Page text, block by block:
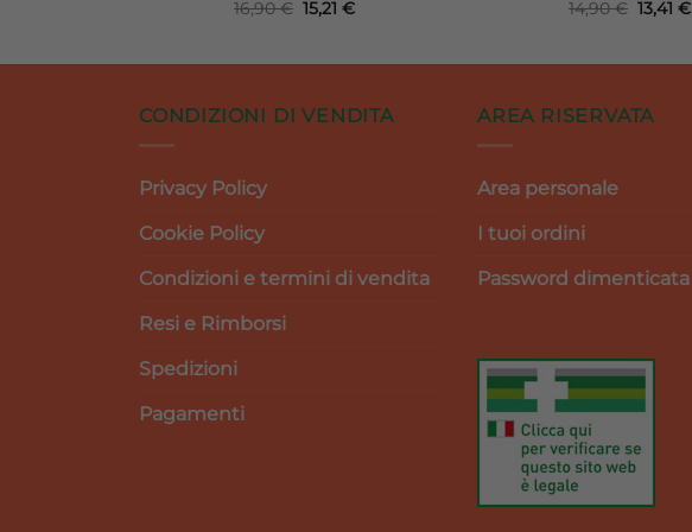
16,90€ Il
prezzo
15,21€Il
14,90€ Il
prezzo
13,41€Il
CONDIZIONI DI VENDITA
Privacy Policy
Cookie Policy
Condizioni e termini di vendita
Resi e Rimborsi
Spedizioni
Pagamenti
AREA RISERVATA
Area personale
I tuoi ordini
Password dimenticata